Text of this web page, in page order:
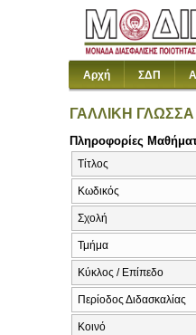
Αρχή ΣΔΠ
ΓΑΛΛΙΚΗ ΓΛΩΣΣΑ
Πληροφορίες
Τίτλος
Κωδικός
Σχολή
Τμήμα
Κύκλος / Επίπεδο
Περίοδος Διδασκαλίας
Κοινό